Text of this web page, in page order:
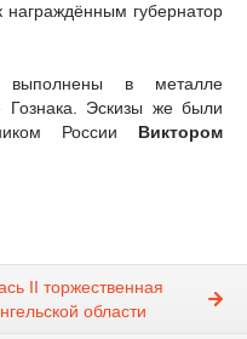
губернатор
в металле
Эскизы же были
России Виктором
II торжественная
области